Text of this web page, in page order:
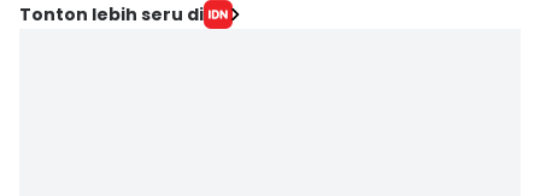
Tonton lebih seru di